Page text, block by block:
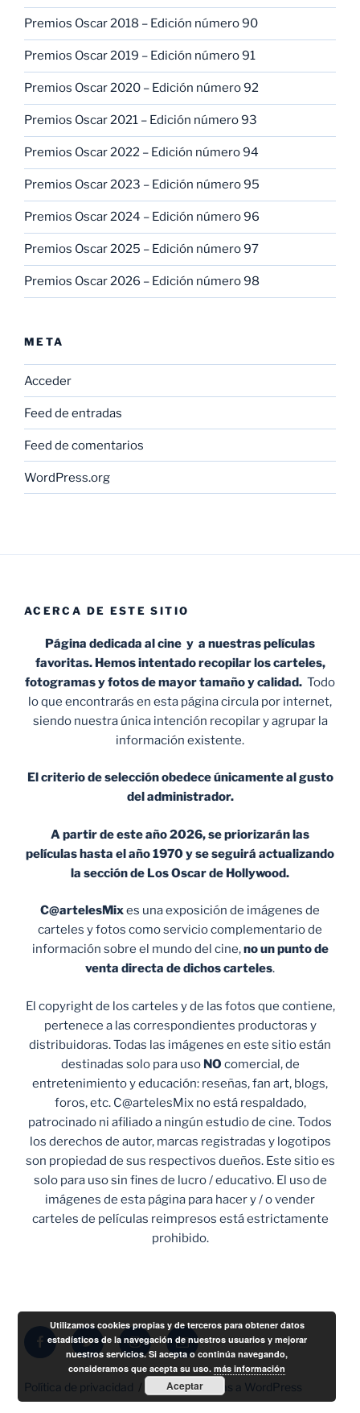
Premios Oscar 2018 – Edición número 90
Premios Oscar 2019 – Edición número 91
Premios Oscar 2020 – Edición número 92
Premios Oscar 2021 – Edición número 93
Premios Oscar 2022 – Edición número 94
Premios Oscar 2023 – Edición número 95
Premios Oscar 2024 – Edición número 96
Premios Oscar 2025 – Edición número 97
Premios Oscar 2026 – Edición número 98
META
Acceder
Feed de entradas
Feed de comentarios
WordPress.org
ACERCA DE ESTE SITIO
Página dedicada al cine y a nuestras películas
favoritas. Hemos intentado recopilar los carteles,
fotogramas y fotos de mayor tamaño y calidad. Todo
lo que encontrarás en esta página circula por internet,
siendo nuestra única intención recopilar y agrupar la
información existente.
El criterio de selección obedece únicamente al gusto
del administrador.
A partir de este año 2026, se priorizarán las
películas hasta el año 1970 y se seguirá actualizando
la sección de Los Oscar de Hollywood.
C@artelesMixes una exposición de imágenes de
carteles y fotos como servicio complementario de
información sobre el mundo del cine,no un punto de
venta directa de dichos carteles.
El copyright de los carteles y de las fotos que contiene,
pertenece a las correspondientes productoras y
distribuidoras. Todas las imágenes en este sitio están
destinadas solo para uso NO comercial, de
entretenimiento y educación: reseñas, fan art, blogs,
foros, etc. C@artelesMix no está respaldado,
patrocinado ni afiliado a ningún estudio de cine. Todos
los derechos de autor, marcas registradas y logotipos
son propiedad de sus respectivos dueños. Este sitio es
solo para uso sin fines de lucro / educativo. El uso de
imágenes de esta página para hacer y / o vender
carteles de películas reimpresos está estrictamente
prohibido.
FacebookTwitter InstagramCorreo
electrónico
Política de privacidad Funciona gracias a WordPress
Utilizamos cookies propias y de terceros para obtener datos
estadísticos de la navegación de nuestros usuarios y mejorar
nuestros servicios. Si acepta o continúa navegando,
consideramos que acepta su uso.más información
Aceptar